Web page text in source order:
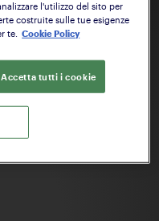
l'utilizzo del sito per
costruite sulle tue esigenze
te.
Cookie Policy
Accetta tutti i cookie